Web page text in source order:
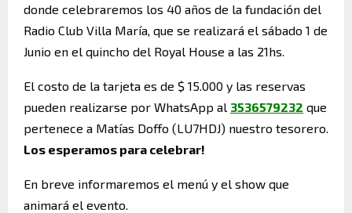
donde celebraremos los 40 años de la fundación del
Radio Club Villa María, que se realizará el sábado 1 de
Junio en el quincho del Royal House a las 21hs.
El costo de la tarjeta es de $ 15.000 y las reservas
pueden realizarse por WhatsApp al 3536579232 que
pertenece a Matías Doffo (LU7HDJ) nuestro tesorero.
Los esperamos para celebrar!
En breve informaremos el menú y el show que
animará el evento.